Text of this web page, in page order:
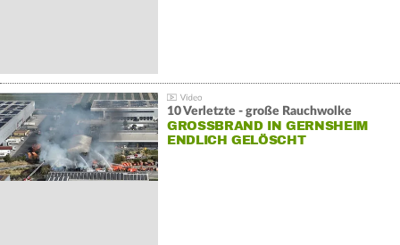
10 Verletzte - große Rauchwolke
GROSSBRAND IN GERNSHEIM E
NDLICH GELÖSCHT